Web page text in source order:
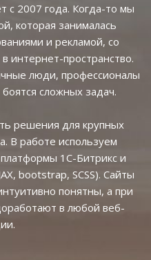
с 2007 года. Когда-то мы
которая занималась
и рекламой, со
интернет-пространство.
люди, профессионалы
сложных задач.
решения для крупных
В работе используем
1С-Битрикс и
bootstrap, SCSS). Сайты
понятны, а при
в любой веб-